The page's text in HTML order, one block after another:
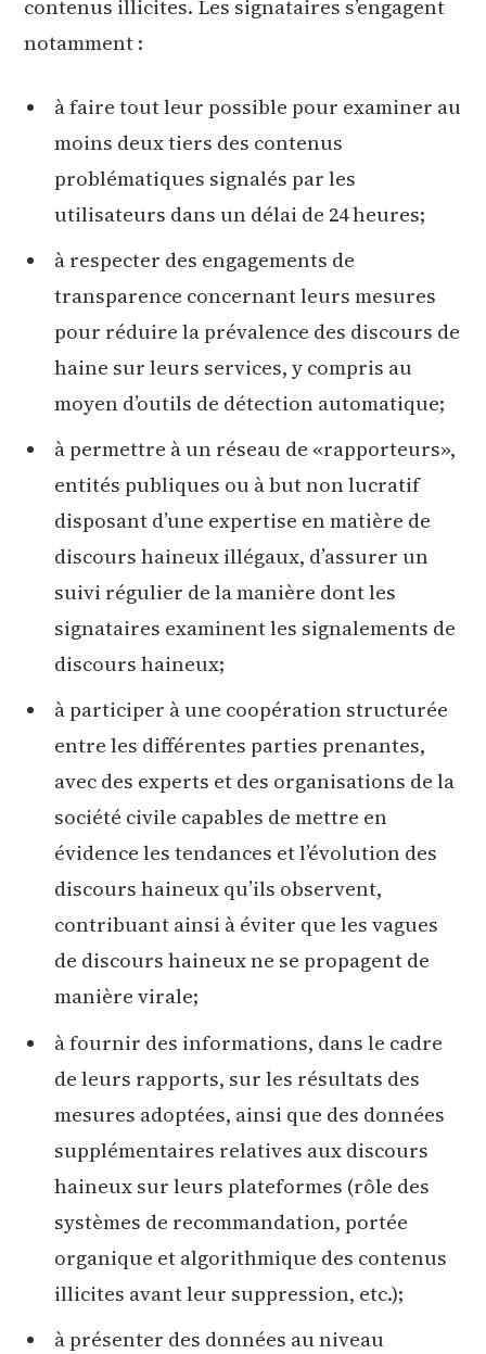
contenus illicites. Les signataires s’engagent
notamment :
à faire tout leur possible pour examiner au
moins deux tiers des contenus
problématiques signalés par les
utilisateurs dans un délai de 24 heures;
à respecter des engagements de
transparence concernant leurs mesures
pour réduire la prévalence des discours de
haine sur leurs services, y compris au
moyen d’outils de détection automatique;
à permettre à un réseau de «rapporteurs»,
entités publiques ou à but non lucratif
disposant d’une expertise en matière de
discours haineux illégaux, d’assurer un
suivi régulier de la manière dont les
signataires examinent les signalements de
discours haineux;
à participer à une coopération structurée
entre les différentes parties prenantes,
avec des experts et des organisations de la
société civile capables de mettre en
évidence les tendances et l’évolution des
discours haineux qu’ils observent,
contribuant ainsi à éviter que les vagues
de discours haineux ne se propagent de
manière virale;
à fournir des informations, dans le cadre
de leurs rapports, sur les résultats des
mesures adoptées, ainsi que des données
supplémentaires relatives aux discours
haineux sur leurs plateformes (rôle des
systèmes de recommandation, portée
organique et algorithmique des contenus
illicites avant leur suppression, etc.);
à présenter des données au niveau